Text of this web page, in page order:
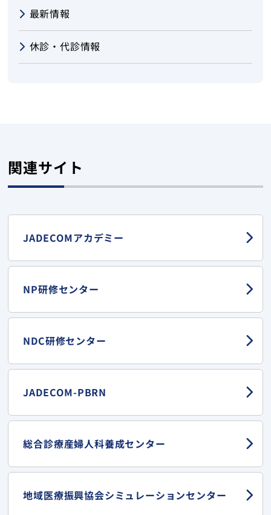
最新情報
休診・代診情報
関連サイト
JADECOMアカデミー
NP研修センター
NDC研修センター
JADECOM-PBRN
総合診療産婦人科養成センター
地域医療振興協会シミュレーションセンター